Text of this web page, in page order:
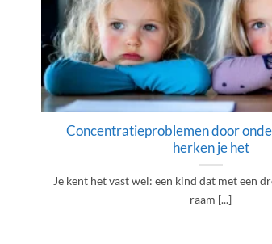
Concentratieproblemen door
herken je het
Je kent het vast wel: een kind dat met een
raam [...]